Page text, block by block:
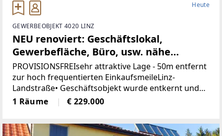
Heute
GEWERBEOBJEKT 4020 LINZ
NEU renoviert: Geschäftslokal,
Gewerbefläche, Büro, usw. nähe
Landstrasse-Linz (Provisionsfrei)
PROVISIONSFREIsehr attraktive Lage - 50m entfernt
zur hoch frequentierten EinkaufsmeileLinz-
Landstraße• Geschäftsobjekt wurde entkernt und
generalsaniert• Klimatisiert (Klimaanlage)• neue
Böden, neue Heizkörper•
1 Räume € 229.000